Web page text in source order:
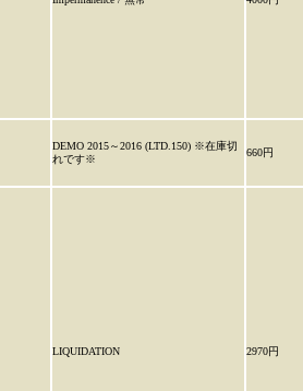
DEMO 2015～2016 (LTD.150) ※在庫切
れです※
660円
LIQUIDATION 2970円